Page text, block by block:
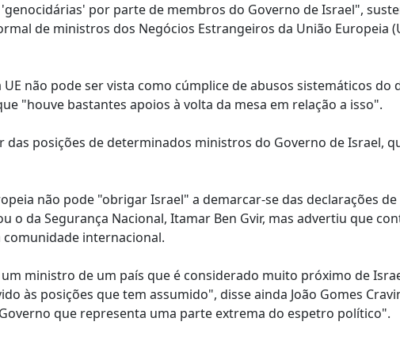
por parte de membros do Governo de Israel",
de ministros dos Negócios Estrangeiros da União Europeia
não pode ser vista como cúmplice de abusos sistemáticos do
"houve bastantes apoios à volta da mesa em relação a isso".
posições de determinados ministros do Governo de Israel,
não pode "obrigar Israel" a demarcar-se das declarações de
o da Segurança Nacional, Itamar Ben Gvir, mas advertiu que
internacional.
ministro de um país que é considerado muito próximo de
às posições que tem assumido", disse ainda João Gomes
que representa uma parte extrema do espetro político".